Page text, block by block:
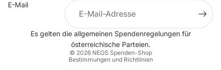
E-Mail
Es gelten die allgemeinen Spendenregelungen für
österreichische Parteien.
© 2026 NEOS Spenden-Shop
Bestimmungen und Richtlinien
Datenschutzerklärung